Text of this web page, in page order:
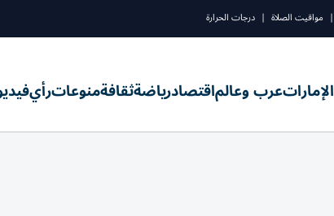
| مواقيت الصلاة | درجات الحرارة
الإماراتعرب وعالماقتصادرياضةثقافةمنوعاترأي